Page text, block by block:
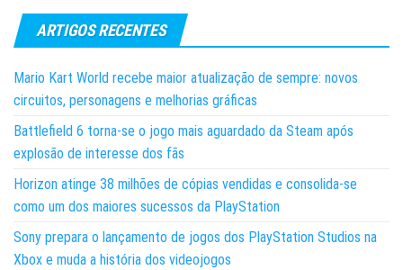
ARTIGOS RECENTES
Mario Kart World recebe maior atualização de sempre: novos
circuitos, personagens e melhorias gráficas
Battlefield 6 torna-se o jogo mais aguardado da Steam após
explosão de interesse dos fãs
Horizon atinge 38 milhões de cópias vendidas e consolida-se
como um dos maiores sucessos da PlayStation
Sony prepara o lançamento de jogos dos PlayStation Studios na
Xbox e muda a história dos videojogos